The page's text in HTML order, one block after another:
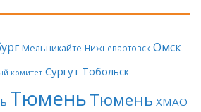
Мельникайте Нижневартовск Омск
комитет Сургут Тобольск
ТюменьТюмень ХМАО